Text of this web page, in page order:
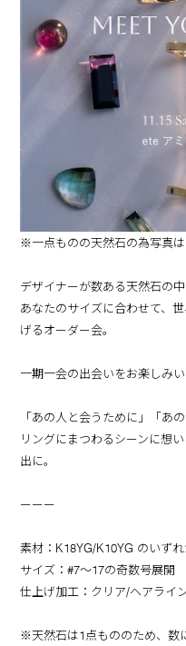
※一点ものの天然石の為写真
デザイナーが数ある天然石の
あなたのサイズに合わせて、
げるオーダー会。
一期一会の出会いをお楽しみい
「あの人と会うために」「あ
リングにまつわるシーンに想
出に。
ーーー
素材：K18YG/K10YG のいず
サイズ：#7～17の奇数号展開
仕上げ加工：クリア/ヘアライ
※天然石は1点もののため、数